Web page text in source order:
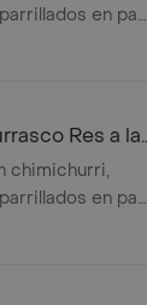
en pan
Res a la
chimichurri,
en pan